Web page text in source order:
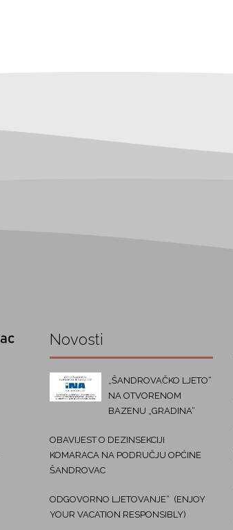
Novosti
„ŠANDROVAČKO LJETO“
NA OTVORENOM
BAZENU „GRADINA“
OBAVIJEST O DEZINSEKCIJI
KOMARACA NA PODRUČJU OPĆINE
ŠANDROVAC
ODGOVORNO LJETOVANJE“ (ENJOY
YOUR VACATION RESPONSIBLY)